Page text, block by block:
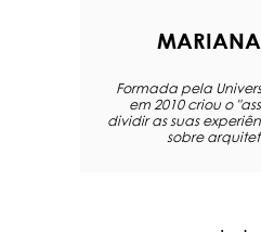
MARIANA
Formada pela
em 2010 criou o
dividir as suas
sobre